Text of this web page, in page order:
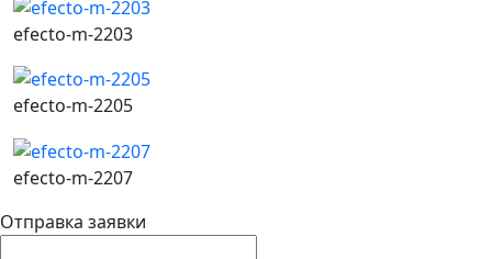
efecto-m-2203
efecto-m-2205
efecto-m-2207
Отправка заявки